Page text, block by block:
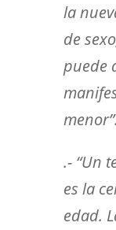
la
de
puede
menor”.
.- “Un
es la
edad.